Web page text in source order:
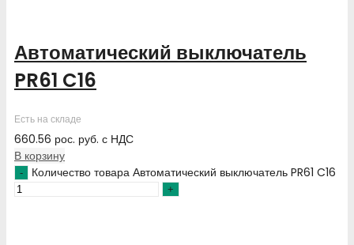
Автоматический выключатель
PR61 C16
Есть на складе
660.56 рос. руб. с НДС
В корзину
Количество товара Автоматический выключатель PR61 C16